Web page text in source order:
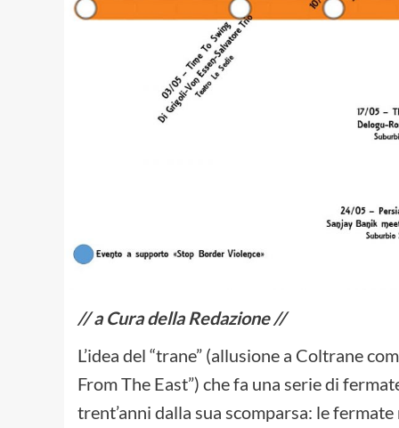
// a Cura della Redazione //
L’idea del “trane” (allusione a Coltrane
From The East”) che fa una serie di
trent’anni dalla sua scomparsa: le